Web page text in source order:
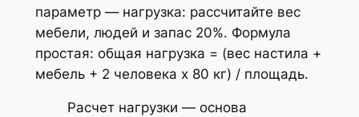
параметр — нагрузка: рассчитайте вес
мебели, людей и запас 20%. Формула
простая: общая нагрузка = (вес настила +
мебель + 2 человека х 80 кг) / площадь.
Расчет нагрузки — основа